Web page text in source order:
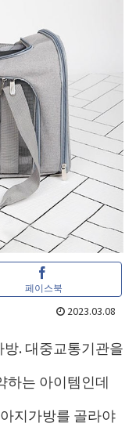
페이스북
2023.03.08
. 대중교통기관을
하는 아이템인데
지가방를 골라야